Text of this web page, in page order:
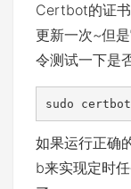
Certbot的证
更新一次~但
令测试一下是
sudo
如果运行正确
b来实现定时